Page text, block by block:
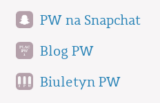
PW na Snapchat
Blog PW
Biuletyn PW